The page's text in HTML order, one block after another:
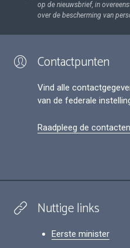
op de nieuwsbrief, in
over de bescherming van
Contactpunten
Vind alle
van de federale
Raadpleeg de
Nuttige links
Eerste minister